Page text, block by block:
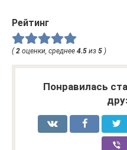
Рейтинг
(2 оценки, среднее 4.5 из 5 )
Понравилась